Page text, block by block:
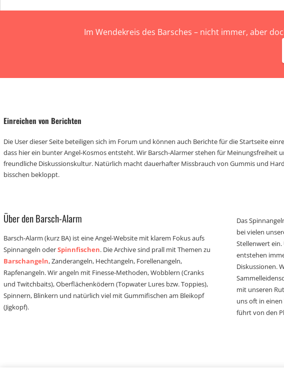
Im Wendekreis des Barsches – nicht immer, aber
Einreichen von Berichten
Die User dieser Seite beteiligen sich im Forum und können auch Berichte für die Startseite
dass hier ein bunter Angel-Kosmos entsteht. Wir Barsch-Alarmer stehen für Meinungsfreiheit
freundliche Diskussionskultur. Natürlich macht dauerhafter Missbrauch von Gummis und
bisschen bekloppt.
Über den Barsch-Alarm
Barsch-Alarm (kurz BA) ist eine Angel-Website mit klarem Fokus aufs
Spinnangeln oderSpinnfischen. Die Archive sind prall mit Themen zu
Barschangeln, Zanderangeln, Hechtangeln, Forellenangeln,
Rapfenangeln. Wir angeln mit Finesse-Methoden, Wobblern (Cranks
und Twitchbaits), Oberflächenködern (Topwater Lures bzw. Toppies),
Spinnern, Blinkern und natürlich viel mit Gummifischen am Bleikopf
(Jigkopf).
Das
bei vielen
Stellenwert ein.
entstehen
Diskussionen.
mit unseren
uns oft in
führt von den